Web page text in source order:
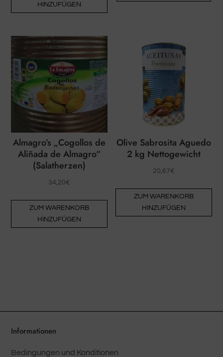
HINZUFÜGEN
Almagro’s „Cogollos de
Aliñada de Almagro“
(Salatherzen)
34,20€
ZUM WARENKORB
HINZUFÜGEN
Olive Sabrosita Aguedo
2 kg Nettogewicht
20,67€
ZUM WARENKORB
HINZUFÜGEN
Informationen
Bedingungen und Konditionen